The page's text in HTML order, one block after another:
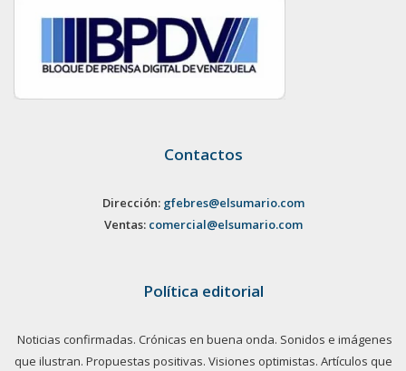
Contactos
Dirección: gfebres@elsumario.com
Ventas: comercial@elsumario.com
Política editorial
Noticias confirmadas. Crónicas en buena onda. Sonidos e imágenes
que ilustran. Propuestas positivas. Visiones optimistas. Artículos que